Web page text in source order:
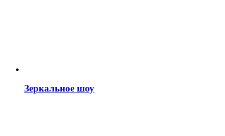
Зеркальное шоу